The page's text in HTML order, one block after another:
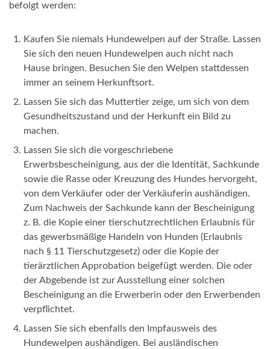
befolgt werden:
Kaufen Sie niemals Hundewelpen auf der Straße. Lassen
Sie sich den neuen Hundewelpen auch nicht nach
Hause bringen. Besuchen Sie den Welpen stattdessen
immer an seinem Herkunftsort.
Lassen Sie sich das Muttertier zeige, um sich von dem
Gesundheitszustand und der Herkunft ein Bild zu
machen.
Lassen Sie sich die vorgeschriebene
Erwerbsbescheinigung, aus der die Identität, Sachkunde
sowie die Rasse oder Kreuzung des Hundes hervorgeht,
von dem Verkäufer oder der Verkäuferin aushändigen.
Zum Nachweis der Sachkunde kann der Bescheinigung
z. B. die Kopie einer tierschutzrechtlichen Erlaubnis für
das gewerbsmäßige Handeln von Hunden (Erlaubnis
nach § 11 Tierschutzgesetz) oder die Kopie der
tierärztlichen Approbation beigefügt werden. Die oder
der Abgebende ist zur Ausstellung einer solchen
Bescheinigung an die Erwerberin oder den Erwerbenden
verpflichtet.
Lassen Sie sich ebenfalls den Impfausweis des
Hundewelpen aushändigen. Bei ausländischen